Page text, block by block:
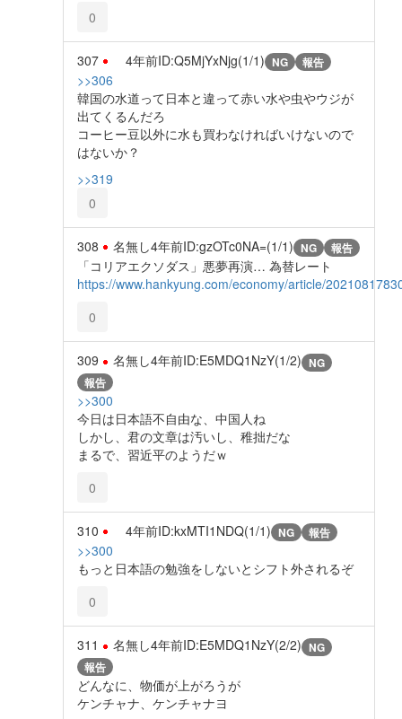
0
307 4年前ID:Q5MjYxNjg(1/1) NG 報告
>>306
韓国の水道って日本と違って赤い水や虫やウジが
出てくるんだろ
コーヒー豆以外に水も買わなければいけないので
はないか？
>>319
0
308 名無し4年前ID:gzOTc0NA=(1/1) NG 報告
「コリアエクソダス」悪夢再演… 為替レート
https://www.hankyung.com/economy/article/
0
309 名無し4年前ID:E5MDQ1NzY(1/2) NG
報告
>>300
今日は日本語不自由な、中国人ね
しかし、君の文章は汚いし、稚拙だな
まるで、習近平のようだｗ
0
310 4年前ID:kxMTI1NDQ(1/1) NG 報告
>>300
もっと日本語の勉強をしないとシフト外されるぞ
0
311 名無し4年前ID:E5MDQ1NzY(2/2) NG
報告
どんなに、物価が上がろうが
ケンチャナ、ケンチャナヨ